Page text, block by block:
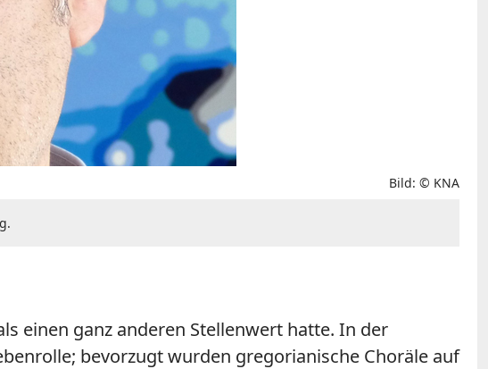
Bild: © KNA
einen ganz anderen Stellenwert hatte. In der
bevorzugt wurden gregorianische Choräle auf